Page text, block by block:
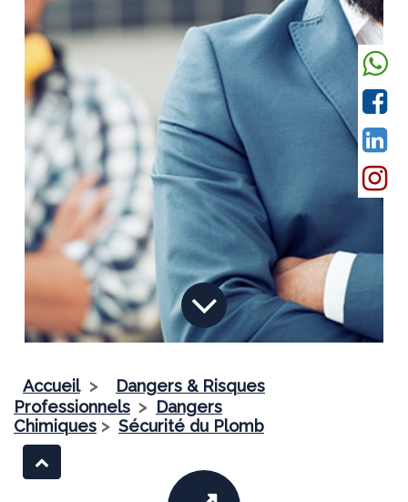
Précedent Suivant
Accueil >
Dangers & Risques
Professionnels > Dangers
Chimiques > Sécurité du Plomb